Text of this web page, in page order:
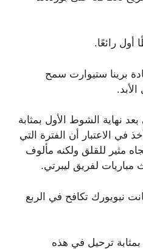
برينا ستيوارت سمح
الأبد.
نهاية الشوط الأول بمثابة
في الاعتبار أن الفترة التي
مثير للقلق ولكنه مألوف
مباريات لفريق ليبرتي.
نيويورك تكافح في الربع
ترحيل في هذه